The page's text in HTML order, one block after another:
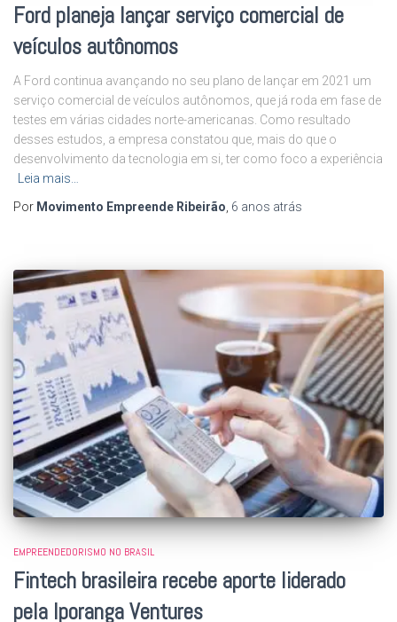
Ford planeja lançar serviço comercial de
veículos autônomos
A Ford continua avançando no seu plano de lançar em 2021 um
serviço comercial de veículos autônomos, que já roda em fase de
testes em várias cidades norte-americanas. Como resultado
desses estudos, a empresa constatou que, mais do que o
desenvolvimento da tecnologia em si, ter como foco a experiência
Leia mais…
Por Movimento Empreende Ribeirão 6 anos atrás
EMPREENDEDORISMO NO BRASIL
Fintech brasileira recebe aporte liderado
pela Iporanga Ventures